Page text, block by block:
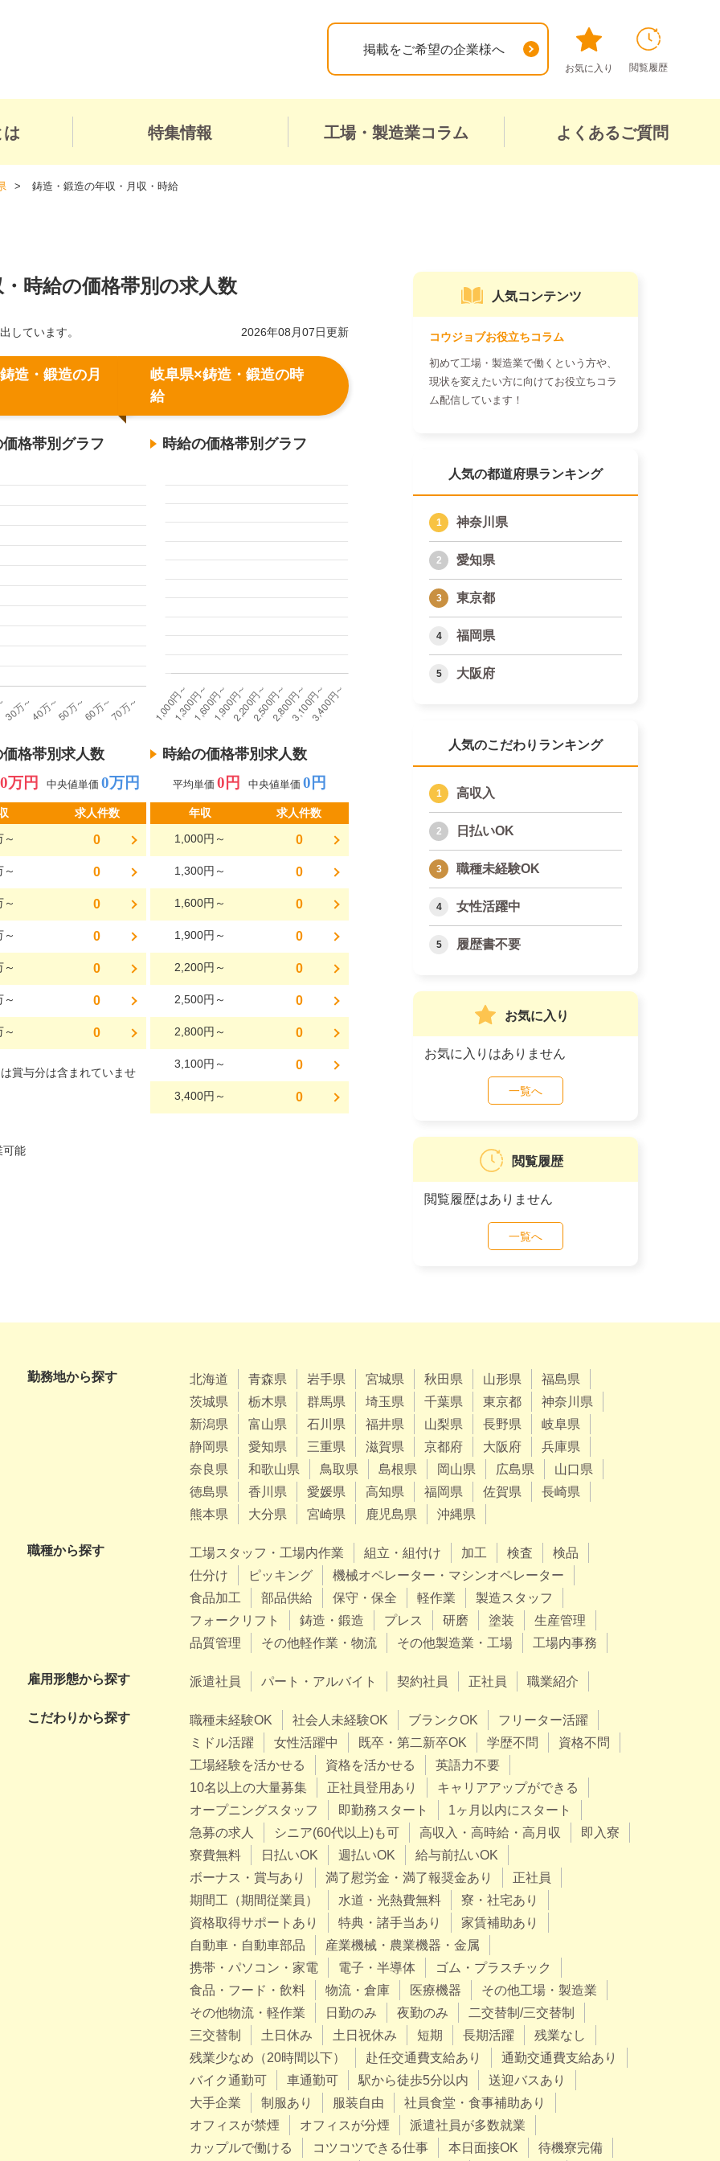
掲載をご希望の企業様へ
お気に入り 閲覧履歴
は 特集情報 工場・製造業コラム よくあるご質問
鋳造・鍛造の年収・月収・時給
時給の価格帯別の求人数
2026年08月07日更新
しています。
造・鍛造の月
格帯別グラフ
格帯別求人数
0万円 中央値単価 0万円
求人件数
～
0
～ 0
～ 0
～ 0
～ 0
～ 0
～ 0
賞与分は含まれていませ
岐阜県×鋳造・鍛造の時
給
時給の価格帯別グラフ
時給の価格帯別求人数
平均単価 0円 中央値単価 0円
年収
求人件数
1,000円～
0
1,300円～ 0
1,600円～ 0
1,900円～ 0
2,200円～ 0
2,500円～ 0
2,800円～ 0
3,100円～ 0
3,400円～ 0
人気コンテンツ
コウジョブお役立ちコラム
初めて工場・製造業で働くという方や、
現状を変えたい方に向けてお役立ちコラ
ム配信しています！
人気の都道府県ランキング
神奈川県
愛知県
東京都
福岡県
大阪府
人気のこだわりランキング
高収入
日払いOK
職種未経験OK
女性活躍中
履歴書不要
お気に入り
お気に入りはありません
一覧へ
閲覧履歴
閲覧履歴はありません
一覧へ
勤務地から探す 北海道 青森県 岩手県 宮城県 秋田県 山形県
福島県
茨城県
栃木県 群馬県 埼玉県 千葉県 東京都
神奈川県
新潟県
富山県 石川県 福井県 山梨県 長野県
岐阜県
静岡県
愛知県 三重県 滋賀県 京都府 大阪府
兵庫県
奈良県
和歌山県 鳥取県 島根県 岡山県 広島県
山口県
徳島県
香川県 愛媛県 高知県 福岡県 佐賀県
長崎県
熊本県
大分県 宮崎県 鹿児島県 沖縄県
職種から探す 工場スタッフ・工場内作業 組立・組付け 加工 検査
検品
仕分け
ピッキング
機械オペレーター・マシンオペレーター
食品加工
部品供給 保守・保全 軽作業
製造スタッフ
フォークリフト
鋳造・鍛造 プレス 研磨 塗装
生産管理
品質管理
その他軽作業・物流 その他製造業・工場 工場内事務
雇用形態から探す 派遣社員 パート・アルバイト 契約社員 正社員 職業紹介
こだわりから探す 職種未経験OK 社会人未経験OK ブランクOK
フリーター活躍
ミドル活躍
女性活躍中 既卒・第二新卒OK 学歴不問
資格不問
工場経験を活かせる
資格を活かせる
英語力不要
10名以上の大量募集
正社員登用あり
キャリアアップができる
オープニングスタッフ
即勤務スタート
1ヶ月以内にスタート
急募の求人
シニア(60代以上)も可 高収入・高時給・高月収
即入寮
寮費無料
日払いOK 週払いOK
給与前払いOK
ボーナス・賞与あり
満了慰労金・満了報奨金あり
正社員
期間工（期間従業員）
水道・光熱費無料
寮・社宅あり
資格取得サポートあり
特典・諸手当あり
家賃補助あり
自動車・自動車部品
産業機械・農業機器・金属
携帯・パソコン・家電
電子・半導体
ゴム・プラスチック
食品・フード・飲料
物流・倉庫 医療機器
その他工場・製造業
その他物流・軽作業
日勤のみ 夜勤のみ
二交替制/三交替制
三交替制
土日休み 土日祝休み 短期 長期活躍
残業なし
残業少なめ（20時間以下）
赴任交通費支給あり
通勤交通費支給あり
バイク通勤可
車通勤可 駅から徒歩5分以内
送迎バスあり
大手企業
制服あり 服装自由
社員食堂・食事補助あり
オフィスが禁煙
オフィスが分煙
派遣社員が多数就業
カップルで働ける
コツコツできる仕事 本日面接OK 待機寮完備